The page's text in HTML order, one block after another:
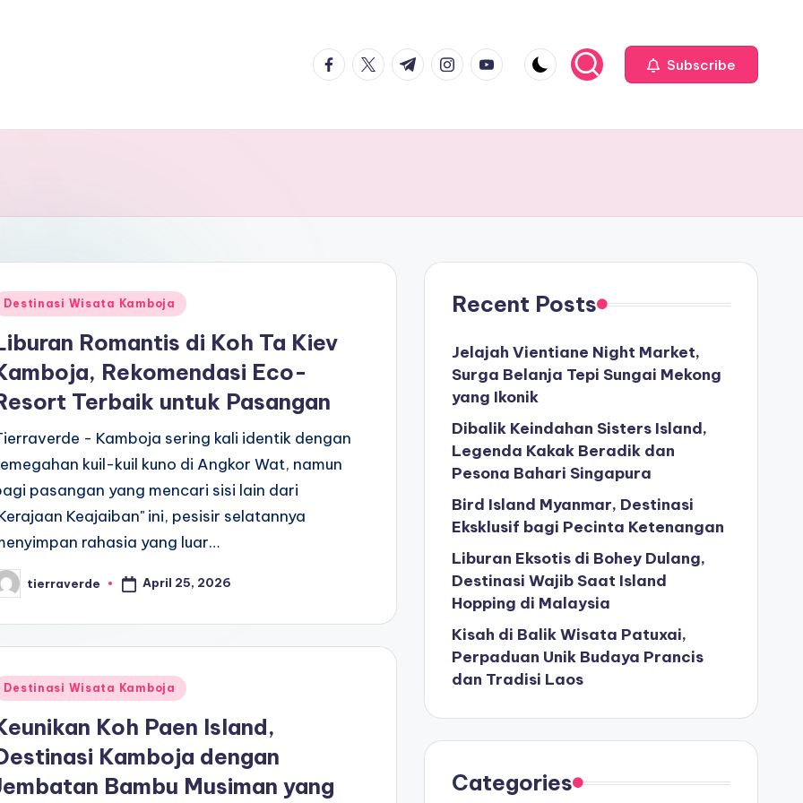
facebook.com
twitter.com
t.me instagram.com
youtube.com Subscribe
Destinasi Wisata Kamboja
Romantis di Koh Ta Kiev
Rekomendasi Eco-
Terbaik untuk Pasangan
- Kamboja sering kali identik dengan
kuil-kuil kuno di Angkor Wat, namun
pasangan yang mencari sisi lain dari
Keajaiban" ini, pesisir selatannya
rahasia yang luar…
tierraverde April 25, 2026
Destinasi Wisata Kamboja
Koh Paen Island,
Kamboja dengan
Bambu Musiman yang
Recent Posts
Jelajah Vientiane Night Market,
Surga Belanja Tepi Sungai Mekong
yang Ikonik
Dibalik Keindahan Sisters Island,
Legenda Kakak Beradik dan
Pesona Bahari Singapura
Bird Island Myanmar, Destinasi
Eksklusif bagi Pecinta Ketenangan
Liburan Eksotis di Bohey Dulang,
Destinasi Wajib Saat Island
Hopping di Malaysia
Kisah di Balik Wisata Patuxai,
Perpaduan Unik Budaya Prancis
dan Tradisi Laos
Categories